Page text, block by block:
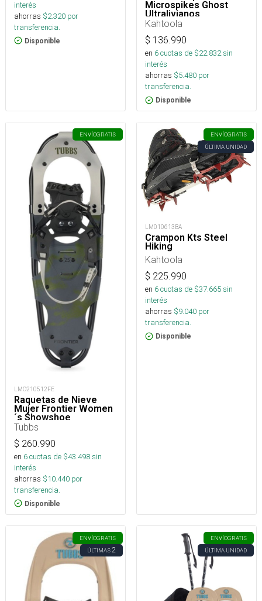
interés
ahorras $2.320 por
transferencia.
Disponible
Microspikes Ghost
Ultralivianos
Kahtoola
$ 136.990
en 6cuotas de $22.832sin
interés
ahorras $5.480 por
transferencia.
Disponible
ENVÍOGRATIS
LMO210512FE
Raquetas de Nieve
Mujer Frontier Women
´s Showshoe
Tubbs
$ 260.990
en 6cuotas de $43.498sin
interés
ahorras $10.440 por
transferencia.
Disponible
ENVÍOGRATIS
ÚLTIMA UNIDAD
LM010613BA
Crampon Kts Steel
Hiking
Kahtoola
$ 225.990
en 6cuotas de $37.665sin
interés
ahorras $9.040 por
transferencia.
Disponible
ENVÍOGRATIS
ÚLTIMAS2
ENVÍOGRATIS
ÚLTIMA UNIDAD